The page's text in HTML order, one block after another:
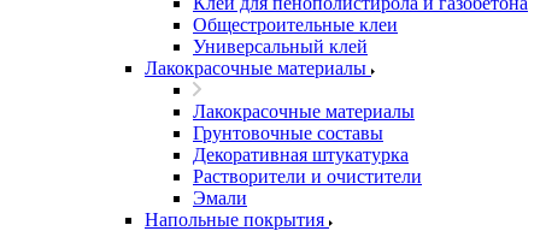
Общестроительные клеи
Универсальный клей
Лакокрасочные материалы
Лакокрасочные материалы
Грунтовочные составы
Декоративная штукатурка
Растворители и очистители
Эмали
Напольные покрытия